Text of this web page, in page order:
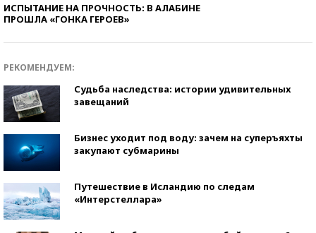
ИСПЫТАНИЕ НА ПРОЧНОСТЬ: В АЛАБИНЕ
ПРОШЛА «ГОНКА ГЕРОЕВ»
РЕКОМЕНДУЕМ:
Судьба наследства: истории удивительных
завещаний
Бизнес уходит под воду: зачем на суперъяхты
закупают субмарины
Путешествие в Исландию по следам
«Интерстеллара»